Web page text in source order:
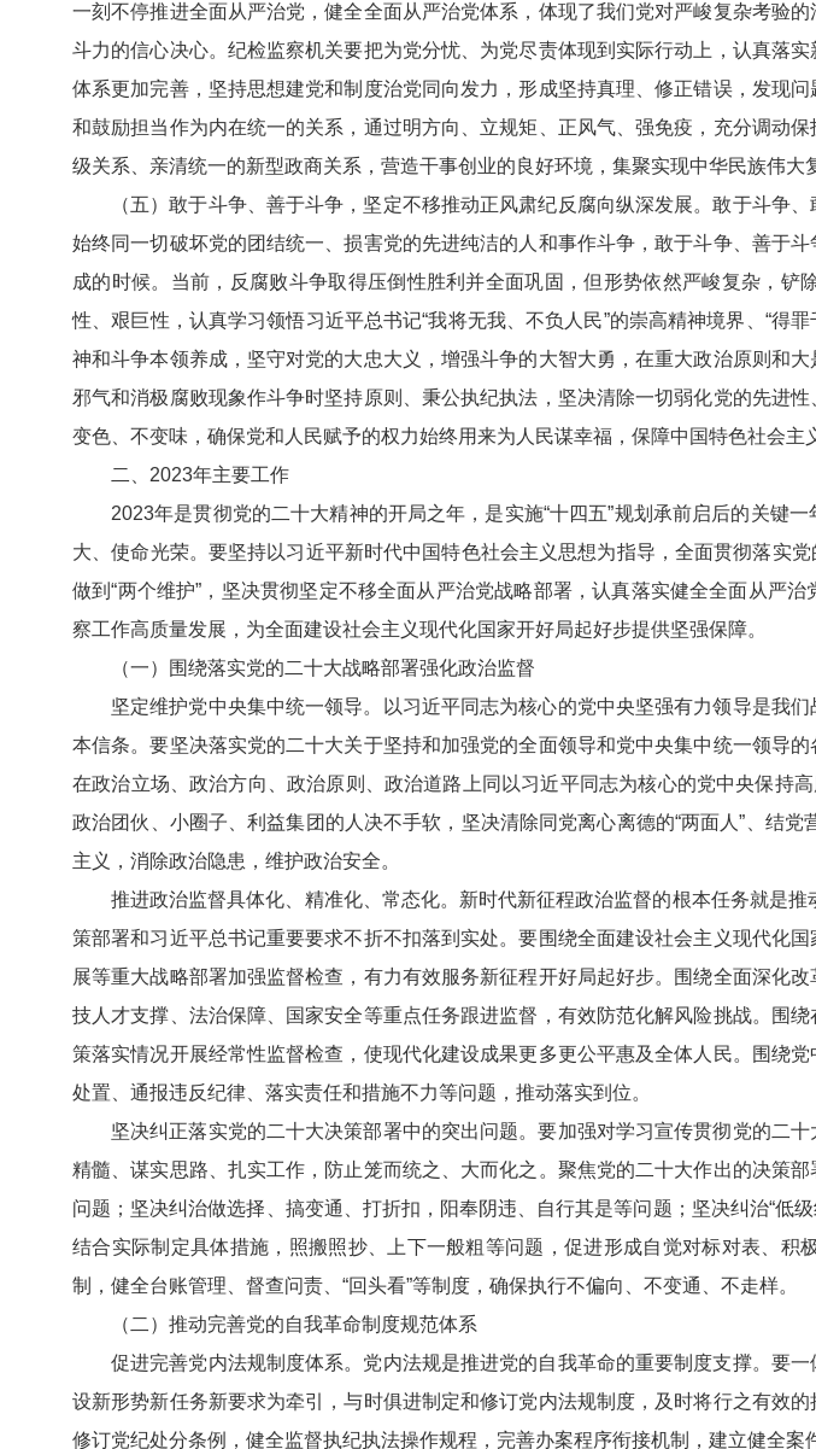
一刻不停推进全面从严治党，健全全面从严治党体系，体现了我们党对严峻复杂考验
斗力的信心决心。纪检监察机关要把为党分忧、为党尽责体现到实际行动上，认真落
体系更加完善，坚持思想建党和制度治党同向发力，形成坚持真理、修正错误，发现
和鼓励担当作为内在统一的关系，通过明方向、立规矩、正风气、强免疫，充分调动
级关系、亲清统一的新型政商关系，营造干事创业的良好环境，集聚实现中华民族伟大
（五）敢于斗争、善于斗争，坚定不移推动正风肃纪反腐向纵深发展。敢于斗争
始终同一切破坏党的团结统一、损害党的先进纯洁的人和事作斗争，敢于斗争、善于
成的时候。当前，反腐败斗争取得压倒性胜利并全面巩固，但形势依然严峻复杂，
性、艰巨性，认真学习领悟习近平总书记“我将无我、不负人民”的崇高精神境界、“得
神和斗争本领养成，坚守对党的大忠大义，增强斗争的大智大勇，在重大政治原则和
邪气和消极腐败现象作斗争时坚持原则、秉公执纪执法，坚决清除一切弱化党的先进
变色、不变味，确保党和人民赋予的权力始终用来为人民谋幸福，保障中国特色社会主
二、2023年主要工作
2023年是贯彻党的二十大精神的开局之年，是实施“十四五”规划承前启后的关键
大、使命光荣。要坚持以习近平新时代中国特色社会主义思想为指导，全面贯彻落实党
做到“两个维护”，坚决贯彻坚定不移全面从严治党战略部署，认真落实健全全面从严
察工作高质量发展，为全面建设社会主义现代化国家开好局起好步提供坚强保障。
（一）围绕落实党的二十大战略部署强化政治监督
坚定维护党中央集中统一领导。以习近平同志为核心的党中央坚强有力领导是我
本信条。要坚决落实党的二十大关于坚持和加强党的全面领导和党中央集中统一领导
在政治立场、政治方向、政治原则、政治道路上同以习近平同志为核心的党中央保持
政治团伙、小圈子、利益集团的人决不手软，坚决清除同党离心离德的“两面人”、结
主义，消除政治隐患，维护政治安全。
推进政治监督具体化、精准化、常态化。新时代新征程政治监督的根本任务就是
策部署和习近平总书记重要要求不折不扣落到实处。要围绕全面建设社会主义现代化
展等重大战略部署加强监督检查，有力有效服务新征程开好局起好步。围绕全面深化
技人才支撑、法治保障、国家安全等重点任务跟进监督，有效防范化解风险挑战。围
策落实情况开展经常性监督检查，使现代化建设成果更多更公平惠及全体人民。围绕
处置、通报违反纪律、落实责任和措施不力等问题，推动落实到位。
坚决纠正落实党的二十大决策部署中的突出问题。要加强对学习宣传贯彻党的二
精髓、谋实思路、扎实工作，防止笼而统之、大而化之。聚焦党的二十大作出的决策
问题；坚决纠治做选择、搞变通、打折扣，阳奉阴违、自行其是等问题；坚决纠治“低
结合实际制定具体措施，照搬照抄、上下一般粗等问题，促进形成自觉对标对表、
制，健全台账管理、督查问责、“回头看”等制度，确保执行不偏向、不变通、不走样。
（二）推动完善党的自我革命制度规范体系
促进完善党内法规制度体系。党内法规是推进党的自我革命的重要制度支撑。要
设新形势新任务新要求为牵引，与时俱进制定和修订党内法规制度，及时将行之有效
修订党纪处分条例，健全监督执纪执法操作规程，完善办案程序衔接机制，建立健全案